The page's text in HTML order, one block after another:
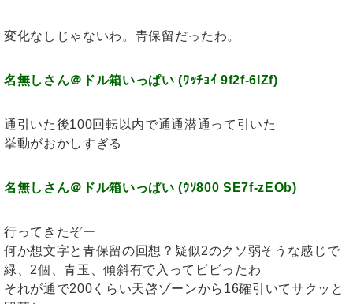
変化なしじゃないわ。青保留だったわ。
名無しさん＠ドル箱いっぱい (ﾜｯﾁｮｲ 9f2f-6IZf)
通引いた後100回転以内で通通潜通って引いた
挙動がおかしすぎる
名無しさん＠ドル箱いっぱい (ｳｿ800 SE7f-zEOb)
行ってきたぞー
何か想文字と青保留の回想？疑似2のクソ弱そうな感じで
緑、2個、青玉、傾斜有で入ってビビったわ
それが通で200くらい天啓ゾーンから16確引いてサクッと